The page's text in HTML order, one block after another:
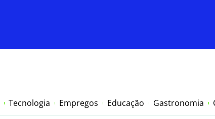
Tecnologia Empregos Educação Gastronomia